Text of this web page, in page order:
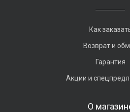
Как
Возврат и
Гарантия
Акции и
О